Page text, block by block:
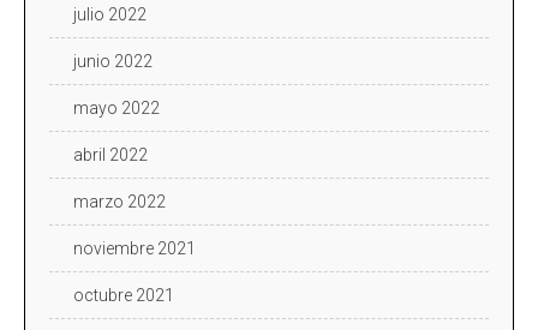
julio 2022
junio 2022
mayo 2022
abril 2022
marzo 2022
noviembre 2021
octubre 2021